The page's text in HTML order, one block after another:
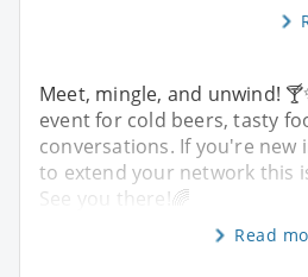
Meet, mingle, and unwind!
event for cold beers, tasty
conversations. If you're new
to extend your network this
See you there!🌈
Read